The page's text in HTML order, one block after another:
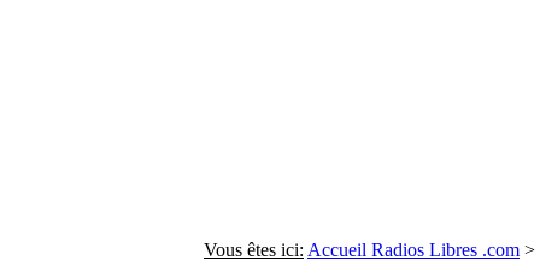
Vous êtes ici: Accueil Radios Libres .com >